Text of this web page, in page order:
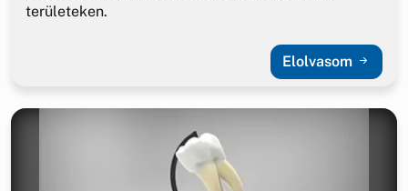
területeken.
Elolvasom